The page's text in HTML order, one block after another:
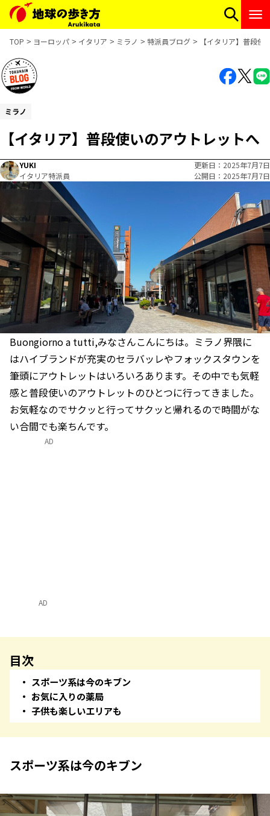
TOP ヨーロッパ イタリア ミラノ 特派員ブログ 【イタリア】普段使
ミラノ
【イタリア】普段使いのアウトレットへ
YUKI
イタリア特派員
更新日
2025年7月7日
公開日
2025年7月7日
Buongiorno a tutti,みなさんこんにちは。ミラノ界隈に
はハイブランドが充実のセラバッレやフォックスタウンを
筆頭にアウトレットはいろいろあります。その中でも気軽
感と普段使いのアウトレットのひとつに行ってきました。
お気軽なのでサクッと行ってサクッと帰れるので時間がな
い合間でも楽ちんです。
AD
目次
スポーツ系は今のキブン
お気に入りの薬局
子供も楽しいエリアも
スポーツ系は今のキブン
AD